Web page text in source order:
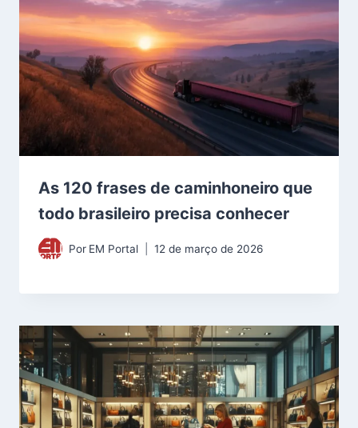
As 120 frases de caminhoneiro que
todo brasileiro precisa conhecer
Por EM Portal 12 de março de 2026